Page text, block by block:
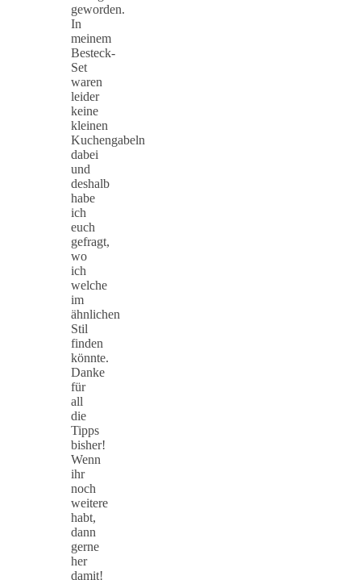
geworden.
In
meinem
Besteck-
Set
waren
leider
keine
kleinen
Kuchengabeln
dabei
und
deshalb
habe
ich
euch
gefragt,
wo
ich
welche
im
ähnlichen
Stil
finden
könnte.
Danke
für
all
die
Tipps
bisher!
Wenn
ihr
noch
weitere
habt,
dann
gerne
her
damit!